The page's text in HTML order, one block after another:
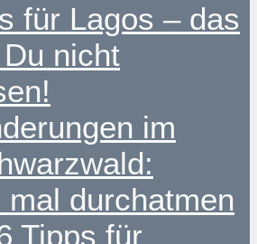
für Lagos – das
nicht
im
mal durchatmen
Tipps für